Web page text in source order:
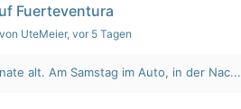
Fuerteventura
UteMeier, vor 5 Tagen
alt. Am Samstag im Auto, in der Nac...